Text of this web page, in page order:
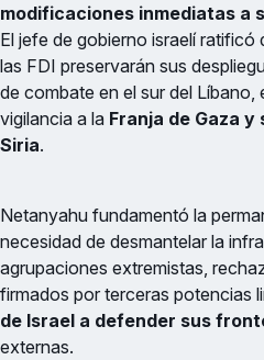
modificaciones inmediatas a
El jefe de gobierno israelí
las FDI preservarán sus
de combate en el sur del
vigilancia a la Franja de Gaza
Siria.
Netanyahu fundamentó la
necesidad de desmantelar la
agrupaciones extremistas,
firmados por terceras potencias
de Israel a defender sus
externas.